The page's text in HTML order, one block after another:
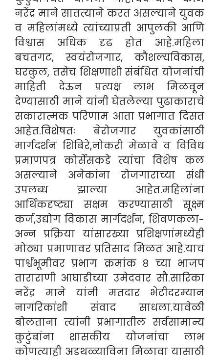
नरेंद्र माने सातत्याने करत असल्याने युवक
व महिलांमध्ये त्यांच्याप्रती आपुलकी आणि
विश्वास अधिक दृढ होत आहे.महिला
बचतगट, स्वयंरोजगार, कौशल्यविकास,
घरकुल, तसेच शिक्षणाशी संबंधित योजनांची
माहिती देऊन प्रत्यक्ष लाभ मिळवून
देण्यासाठी माने यांनी घेतलेल्या पुढाकाराचे
सकारात्मक परिणाम आता प्रभागात दिसत
आहेत.विशेषतः बेरोजगार युवकांसाठी
मार्गदर्शन शिबिरे,नोकरी मेळावे व विविध
प्रमाणपत्र कोर्सेसकडे त्यांचा विशेष कल
असल्याने अनेकांना रोजगाराच्या संधी
उपलब्ध झाल्या आहेत.महिलांना
आर्थिकदृष्ट्या सक्षम करण्यासाठी सूक्ष्म
कर्ज,उद्योग विकास मार्गदर्शन, शिवणकला-
अन्न प्रक्रिया यांसारख्या प्रशिक्षणांमध्येही
मोठ्या प्रमाणावर प्रतिसाद मिळत आहे.याच
पार्श्वभूमीवर प्रभाग क्रमांक ८ च्या भाजप
ताराराणी आघाडीच्या उमेदवार सौ.सारिका
नरेंद्र माने यांनी मतदार भेटीदरम्यान
नागरिकांशी संवाद साधला.यावेळी
बोलताना त्यांनी प्रभागातील सर्वसामान्य
कुटुंबांना शासकीय योजनांचा लाभ
कोणत्याही अडथळ्याविना मिळावा यासाठी